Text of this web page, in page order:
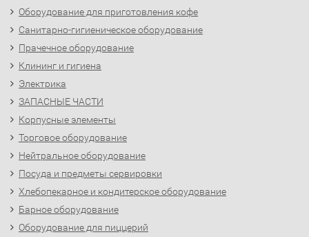
Оборудование для приготовления кофе
Санитарно-гигиеническое оборудование
Прачечное оборудование
Клининг и гигиена
Электрика
ЗАПАСНЫЕ ЧАСТИ
Корпусные элементы
Торговое оборудование
Нейтральное оборудование
Посуда и предметы сервировки
Хлебопекарное и кондитерское оборудование
Барное оборудование
Оборудование для пиццерий